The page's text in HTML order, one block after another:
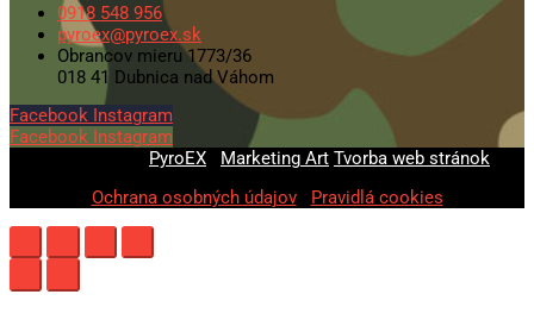
0918 548 956
pyroex@pyroex.sk
Obrancov mieru 1773/36
018 41 Dubnica nad Váhom
Facebook Instagram
Facebook Instagram
PyroEX Marketing Art Tvorba web stránok
Ochrana osobných údajov| Pravidlá cookies